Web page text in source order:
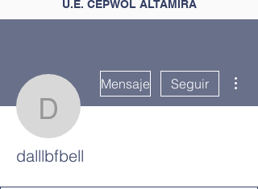
U.E. CEPWOL ALTAMIRA
dalllbfbell
Mensaje Seguir
dalllbfbell